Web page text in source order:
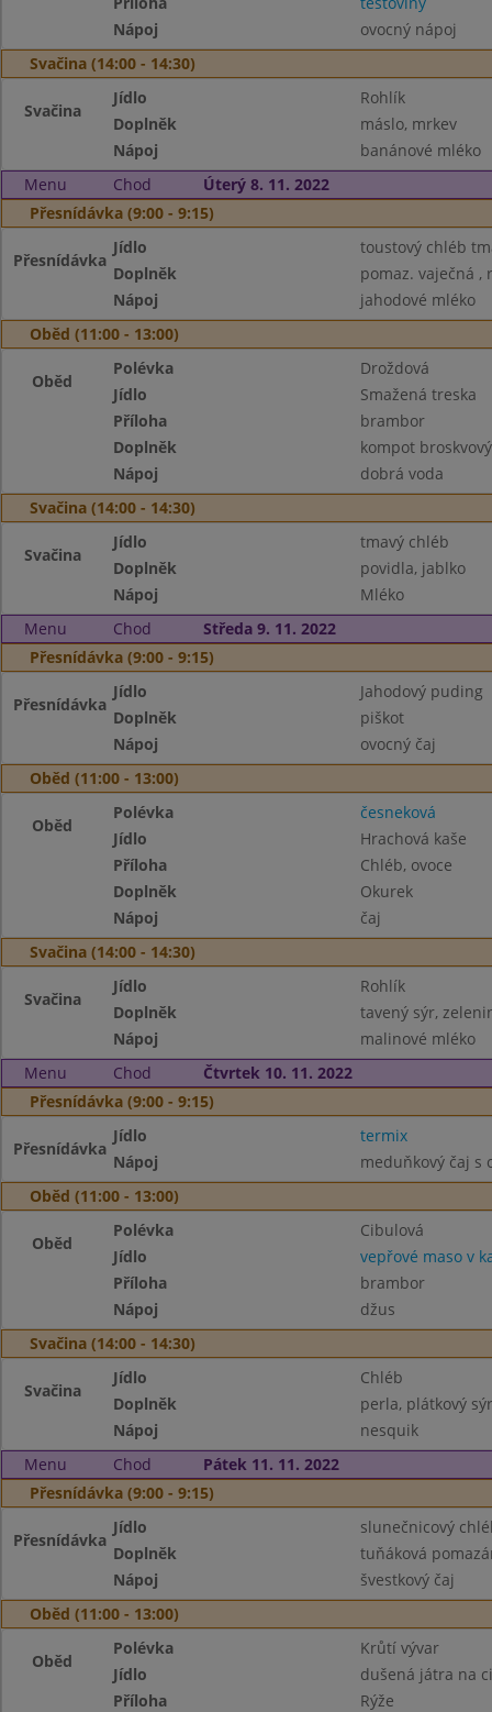
Nápoj
ovocný nápoj
Svačina (14:00 - 14:30)
Svačina
Jídlo
Rohlík
Doplněk
máslo, mrkev
Nápoj
banánové mléko
Menu
Chod
Úterý 8. 11. 2022
Přesnídávka (9:00 - 9:15)
Přesnídávka
Jídlo
toustový chléb
Doplněk
pomaz. vaječná ,
Nápoj
jahodové mléko
Oběd (11:00 - 13:00)
Oběd
Polévka
Droždová
Jídlo
Smažená treska
Příloha
brambor
Doplněk
kompot broskvový
Nápoj
dobrá voda
Svačina (14:00 - 14:30)
Svačina
Jídlo
tmavý chléb
Doplněk
povidla, jablko
Nápoj
Mléko
Menu
Chod
Středa 9. 11. 2022
Přesnídávka (9:00 - 9:15)
Přesnídávka
Jídlo
Jahodový puding
Doplněk
piškot
Nápoj
ovocný čaj
Oběd (11:00 - 13:00)
Oběd
Polévka
česneková
Jídlo
Hrachová kaše
Příloha
Chléb, ovoce
Doplněk
Okurek
Nápoj
čaj
Svačina (14:00 - 14:30)
Svačina
Jídlo
Rohlík
Doplněk
tavený sýr,
Nápoj
malinové mléko
Menu
Chod
Čtvrtek 10. 11. 2022
Přesnídávka (9:00 - 9:15)
Přesnídávka
Jídlo
termix
Nápoj
meduňkový čaj s
Oběd (11:00 - 13:00)
Oběd
Polévka
Cibulová
Jídlo
vepřové maso v
Příloha
brambor
Nápoj
džus
Svačina (14:00 - 14:30)
Svačina
Jídlo
Chléb
Doplněk
perla, plátkový
Nápoj
nesquik
Menu
Chod
Pátek 11. 11. 2022
Přesnídávka (9:00 - 9:15)
Přesnídávka
Jídlo
slunečnicový
Doplněk
tuňáková
Nápoj
švestkový čaj
Oběd (11:00 - 13:00)
Oběd
Polévka
Krůtí vývar
Jídlo
dušená játra na
Příloha
Rýže